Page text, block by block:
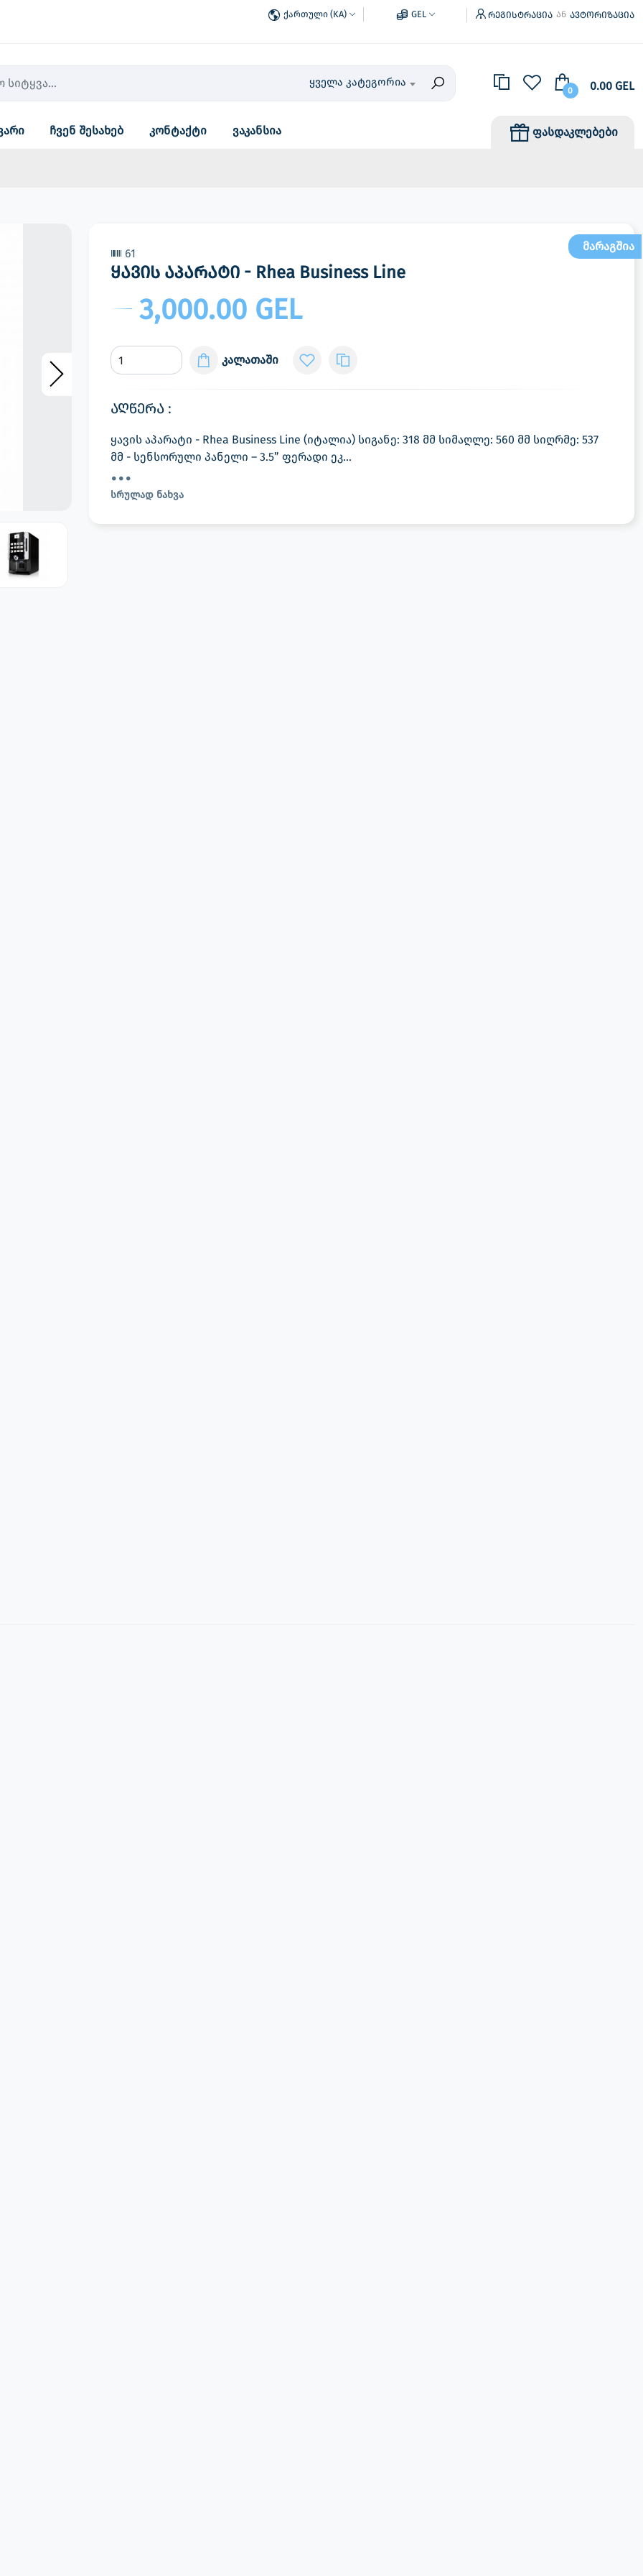
ქართული (KA) GEL რეგისტრაცია ან ავტორიზაცია
ყველა კატეგორია
0 0.00 GEL
ჩვენ შესახებ კონტაქტი ვაკანსია ფასდაკლებები
61
მარაგშია
ყავის აპარატი - Rhea Business Line
3,000.00 GEL
კალათაში
აღწერა :
ყავის აპარატი - Rhea Business Line (იტალია) სიგანე: 318 მმ სიმაღლე: 560 მმ სიღრმე: 537
მმ - სენსორული პანელი – 3.5” ფერადი ეკ...
სრულად ნახვა